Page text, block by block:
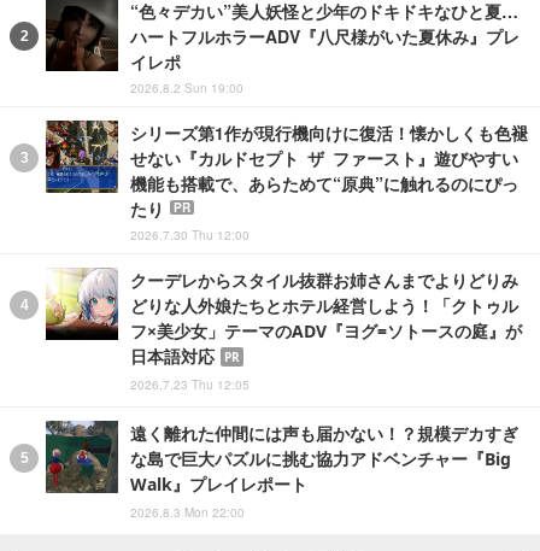
“色々デカい”美人妖怪と少年のドキドキなひと夏…
ハートフルホラーADV『八尺様がいた夏休み』プレ
イレポ
2026.8.2 Sun 19:00
シリーズ第1作が現行機向けに復活！懐かしくも色褪
せない『カルドセプト ザ ファースト』遊びやすい
機能も搭載で、あらためて“原典”に触れるのにぴっ
たり
PR
2026.7.30 Thu 12:00
クーデレからスタイル抜群お姉さんまでよりどりみ
どりな人外娘たちとホテル経営しよう！「クトゥル
フ×美少女」テーマのADV『ヨグ=ソトースの庭』が
日本語対応
PR
2026.7.23 Thu 12:05
遠く離れた仲間には声も届かない！？規模デカすぎ
な島で巨大パズルに挑む協力アドベンチャー『Big
Walk』プレイレポート
2026.8.3 Mon 22:00